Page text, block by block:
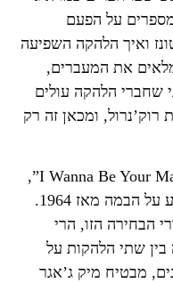
מספרים על הפעם
ואיך הלהקה השפיעה
את המעברים,
שחברי הלהקה עולים
ומכאן זה רק
השיר שפותח את ההופעה הוא “I Wanna Be Your Man”,
קאבר לשיר של הביטלס, שלא בוצע על הבמה מאז 1964.
הבחירה הזו, הרי
בין שתי הלהקות על
מבטיח מיק ג’אגר